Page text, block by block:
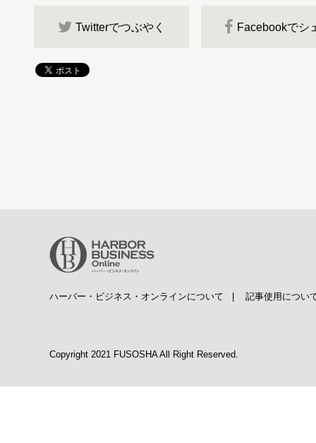
Twitterでつぶやく Facebookでシ
ハーバー・ビジネス・オンラインについて 記事使用につい
Copyright 2021 FUSOSHA All Right Reserved.